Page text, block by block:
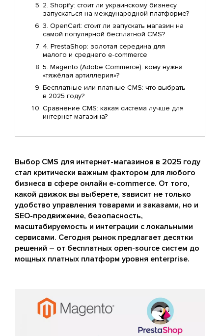
2. Shopify: стоит ли украинскому бизнесу
запускаться на международной платформе?
3. OpenCart: стоит ли запускать магазин на
самой популярной бесплатной CMS?
4. PrestaShop: золотая середина для
малого и среднего e-commerce
5. Magento (Adobe Commerce): кому нужна
«тяжёлая артиллерия»?
Бесплатные или платные CMS: что выбрать
в 2025 году?
Сравнение CMS: какая система лучше для
интернет-магазина?
Выбор CMS для интернет-магазинов в 2025 году
стал критически важным фактором для любого
бизнеса в сфере онлайн e-commerce. От того,
какой движок вы выберете, зависит не только
удобство управления товарами и заказами, но и
SEO-продвижение, безопасность,
масштабируемость и интеграции с локальными
сервисами. Сегодня рынок предлагает десятки
решений – от бесплатных open-source систем до
мощных платных платформ уровня enterprise.